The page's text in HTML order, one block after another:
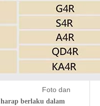
berlaku dalam